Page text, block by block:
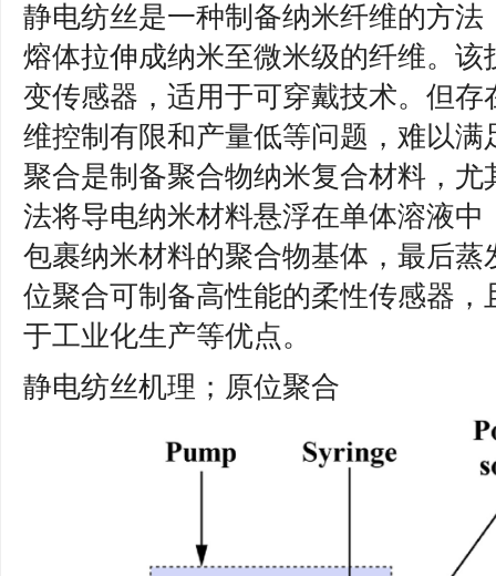
静电纺丝是一种制备纳米纤维的方
熔体拉伸成纳米至微米级的纤维。
变传感器，适用于可穿戴技术。但
维控制有限和产量低等问题，难以
聚合是制备聚合物纳米复合材料，
法将导电纳米材料悬浮在单体溶液
包裹纳米材料的聚合物基体，最后
位聚合可制备高性能的柔性传感器
于工业化生产等优点。
静电纺丝机理；原位聚合